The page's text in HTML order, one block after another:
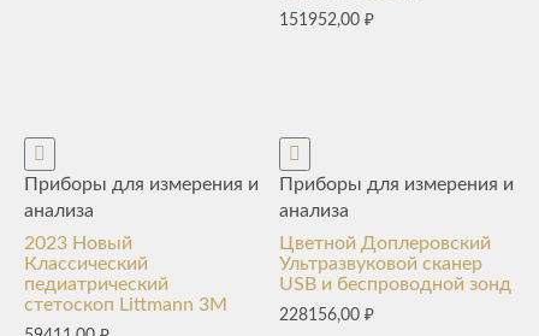
151952,00₽
Приборы для измерения и
анализа
2023 Новый
Классический
педиатрический
стетоскоп Littmann 3M
Приборы для измерения и
анализа
Цветной Доплеровский
Ультразвуковой сканер
USB и беспроводной зонд
228156,00₽